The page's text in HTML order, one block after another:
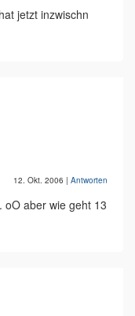
jetzt inzwischn
12. Okt. 2006 | Antworten
oO aber wie geht 13